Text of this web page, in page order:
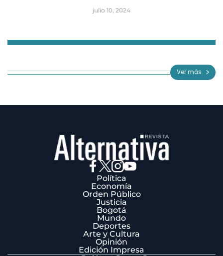
julio 10, 2024
3
Ver más
Política
Economía
Orden Público
Justicia
Bogotá
Mundo
Deportes
Arte y Cultura
Opinión
Edición Impresa